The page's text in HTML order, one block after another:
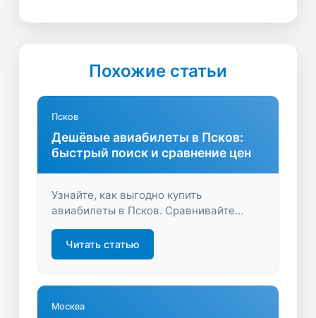
Похожие статьи
Псков
Дешёвые авиабилеты в Псков:
быстрый поиск и сравнение цен
Узнайте, как выгодно купить
авиабилеты в Псков. Сравнивайте
экономьте время и деньги. Быстрый
поиск билетов на LastBilet.ru —
перелёта.
Читать статью
Москва